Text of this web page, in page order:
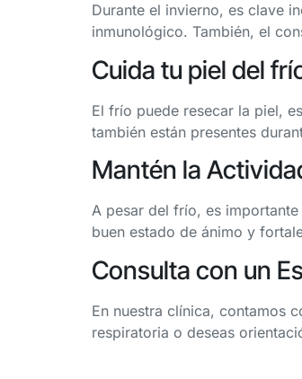
Durante el invierno, es clave
inmunológico. También, el
Cuida tu piel del
El frío puede resecar la piel,
también están presentes
Mantén la
A pesar del frío, es
buen estado de ánimo y
Consulta con un
En nuestra clínica, contamos
respiratoria o deseas